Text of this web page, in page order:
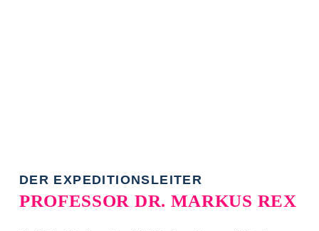
DER EXPEDITIONSLEITER
PROFESSOR DR. MARKUS REX